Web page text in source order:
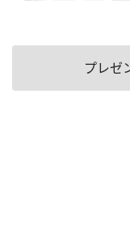
プレゼ